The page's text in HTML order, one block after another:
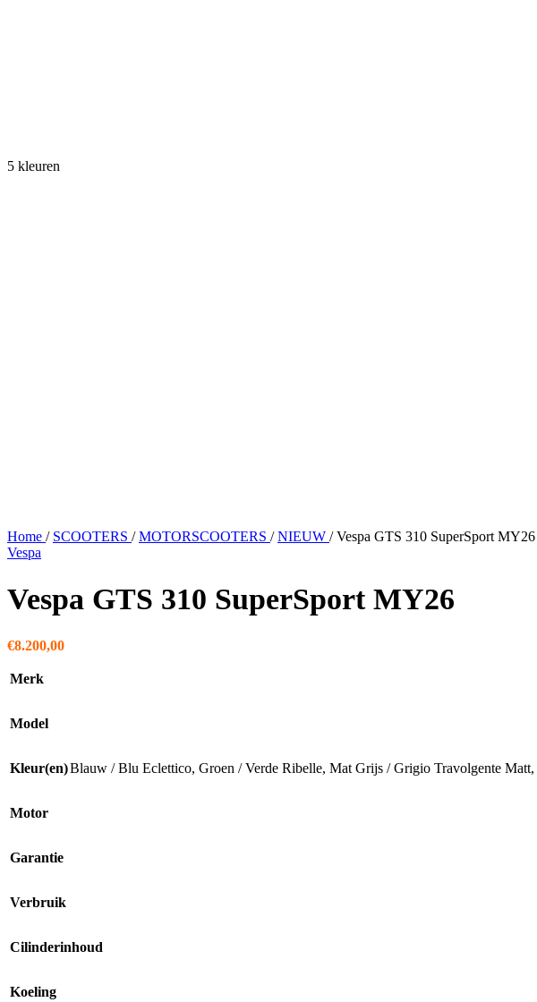
5 kleuren
Home / SCOOTERS / MOTORSCOOTERS / NIEUW / Vespa GTS 310 SuperSport MY26
Vespa
Vespa GTS 310 SuperSport MY26
€8.200,00
Merk
Model
Kleur(en)Blauw / Blu Eclettico, Groen / Verde Ribelle, Mat Grijs / Grigio Travolgente Matt,
Motor
Garantie
Verbruik
Cilinderinhoud
Koeling